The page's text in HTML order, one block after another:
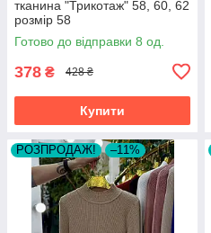
тканина "Трикотаж" 58, 60, 62
розмір 58
Готово до відправки 8 од.
378 ₴ 428 ₴
Купити
РОЗПРОДАЖ! –11%